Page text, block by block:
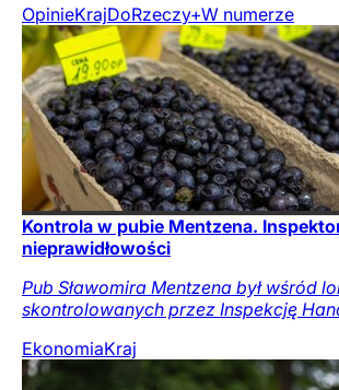
OpinieKrajDoRzeczy+W numerze
Kontrola w pubie Mentzena.
nieprawidłowości
Pub Sławomira Mentzena był wśród
skontrolowanych przez Inspekcję
EkonomiaKraj